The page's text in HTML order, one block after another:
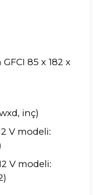
85 x 182 x
inç)
V modeli:
V modeli: